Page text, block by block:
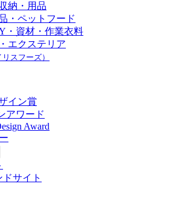
納・用品
・ペットフード
・資材・作業衣料
エクステリア
リスフーズ）
イン賞
アワード
Award
サイト